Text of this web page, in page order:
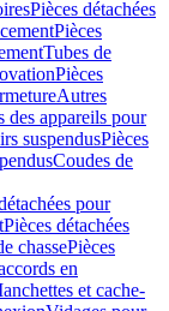
Pièces détachées
Pièces
Tubes de
Pièces
Autres
des appareils pour
suspendusPièces
Coudes de
pour
Pièces détachées
chassePièces
en
et cache-